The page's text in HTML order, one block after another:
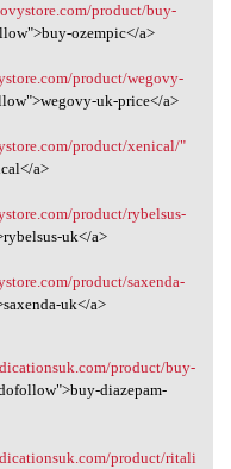
product/buy-
ozempic</a>
product/wegovy-
uk-price</a>
product/xenical/"
a>
product/rybelsus-
uk</a>
product/saxenda-
uk</a>
product/buy-
diazepam-
product/ritali